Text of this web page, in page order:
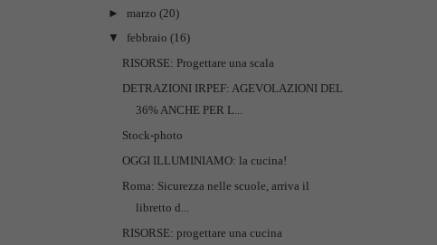
► marzo (20)
▼
febbraio (16)
RISORSE: Progettare una scala
DETRAZIONI IRPEF: AGEVOLAZIONI DEL
36% ANCHE PER L...
Stock-photo
OGGI ILLUMINIAMO: la cucina!
Roma: Sicurezza nelle scuole, arriva il
libretto d...
RISORSE: progettare una cucina